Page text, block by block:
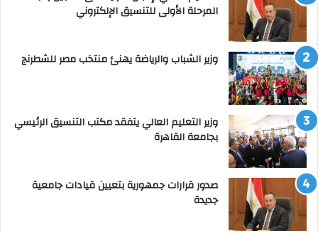
المرحلة الأولى للتنسيق الإلكتروني
وزير الشباب والرياضة يهنئ منتخب مصر للشطرنج
وزير التعليم العالي يتفقد مكتب التنسيق الرئيسي
بجامعة القاهرة
صدور قرارات جمهورية بتعيين قيادات جامعية
جديدة